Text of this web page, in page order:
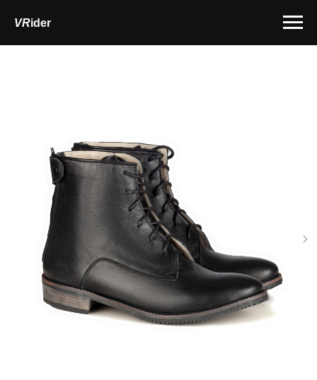
VRider